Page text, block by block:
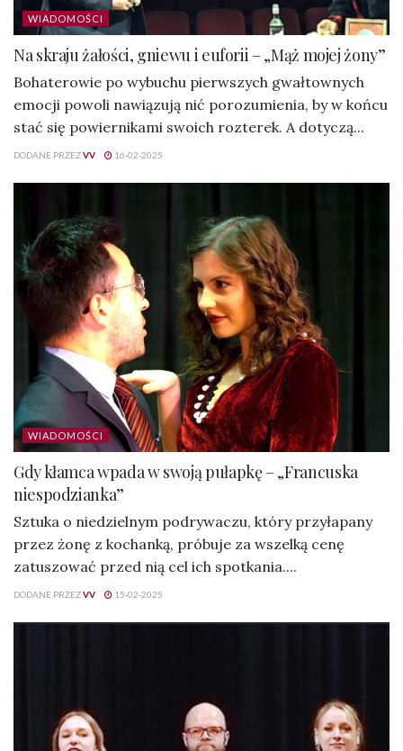
WIADOMOŚCI
Na skraju żałości, gniewu i euforii – „Mąż mojej żony”
Bohaterowie po wybuchu pierwszych gwałtownych
emocji powoli nawiązują nić porozumienia, by w końcu
stać się powiernikami swoich rozterek. A dotyczą...
DODANE PRZEZVV 16-02-2025
WIADOMOŚCI
Gdy kłamca wpada w swoją pułapkę – „Francuska
niespodzianka”
Sztuka o niedzielnym podrywaczu, który przyłapany
przez żonę z kochanką, próbuje za wszelką cenę
zatuszować przed nią cel ich spotkania....
DODANE PRZEZVV 15-02-2025